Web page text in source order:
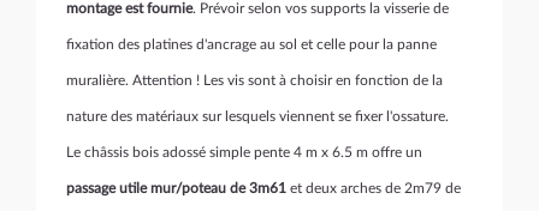
montage est fournie. Prévoir selon vos supports la visserie de
fixation des platines d'ancrage au sol et celle pour la panne
muralière. Attention ! Les vis sont à choisir en fonction de la
nature des matériaux sur lesquels viennent se fixer l'ossature.
Le châssis bois adossé simple pente 4 m x 6.5 m offre un
passage utile mur/poteau de 3m61 et deux arches de 2m79 de